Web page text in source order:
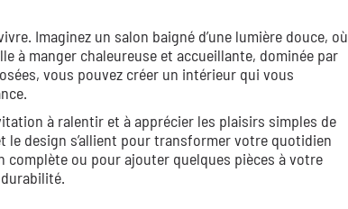
Imaginez un salon baigné d’une lumière douce, où
à manger chaleureuse et accueillante, dominée par
vous pouvez créer un intérieur qui vous
à ralentir et à apprécier les plaisirs simples de
design s’allient pour transformer votre quotidien
complète ou pour ajouter quelques pièces à votre